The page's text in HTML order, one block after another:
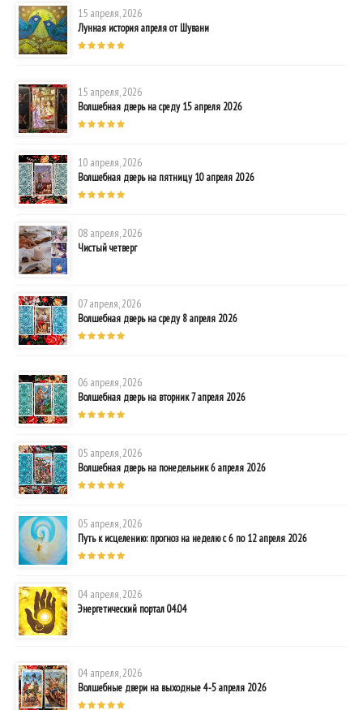
15 апреля, 2026
Лунная история апреля от Шувани
15 апреля, 2026
Волшебная дверь на среду 15 апреля 2026
10 апреля, 2026
Волшебная дверь на пятницу 10 апреля 2026
08 апреля, 2026
Чистый четверг
07 апреля, 2026
Волшебная дверь на среду 8 апреля 2026
06 апреля, 2026
Волшебная дверь на вторник 7 апреля 2026
05 апреля, 2026
Волшебная дверь на понедельник 6 апреля 2026
05 апреля, 2026
Путь к исцелению: прогноз на неделю с 6 по 12 апреля 2026
04 апреля, 2026
Энергетический портал 04.04
04 апреля, 2026
Волшебные двери на выходные 4-5 апреля 2026